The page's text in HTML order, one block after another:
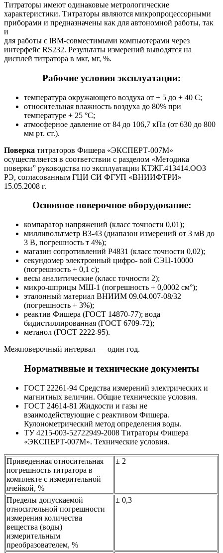
Титраторы имеют одинаковые метрологические
характеристики. Титраторы являются микропроцессорными
приборами и предназначены как для автономной работы, так
и
для работы с lВМ-совместимыми компьютерами через
интерфейс RS232. Результаты измерений выводятся на
дисплей титратора в мкг, мг, %.
Рабочие условия эксплуатации:
температура окружающего воздуха от + 5 до + 40 С;
относительная влажность воздуха до 80% при
температуре + 25 °С;
атмосферное давление от 84 до 106,7 кПа (от 630 до 800
мм рт. ст.).
Поверка титраторов Фишера «ЭКСПЕРТ-007М»
осуществляется в соответствии с разделом «Методика
поверки” руководства по эксплуатации КТЖГ.413414.ООЗ
РЭ, согласованным ГЦИ СИ ФГУП «ВНИИФТРИ»
15.05.2008 г.
Основное поверочное оборудование:
компаратор напряжений (класс точности 0,01);
милливольтметр В3-43 (диапазон измерений от 3 мВ до
3 В, погрешность т 4%);
магазин сопротивлений P4831 (класс точности 0,02);
секундомер электронный цифро- вой СЭЦ-10000
(погрешность + 0,1 с);
весы аналитические (класс точности 2);
микро-шприцы МШ-1 (погрешность + 0,0002 см°);
эталонный материал ВНИИМ 09.04.007-08/32
(погрешность + 3%);
реактив Фишера (ГОСТ 14870-77); вода
бидистиллированная (ГОСТ 6709-72);
метанол (ГОСТ 2222-95).
Межповерочный интервал — один год.
Нормативные и технические документы
ГОСТ 22261-94 Средства измерений электрических и
магнитных величин. Общие технические условия.
ГОСТ 24614-81 Жидкости и газы не
взаимодействующие с реактивом Фишера.
Кулонометрический метод определения воды.
ТУ 4215-003-52722949-2008 Титраторы Фишера
«ЭКСПЕРТ-007М». Технические условия.
Приведенная относительная
погрешность титратора в
комплекте с измерительной
ячейкой, %
± 2
Пределы допускаемой
относительной погрешности
измерения количества
вещества (воды)
измерительным
преобразователем, %
± 0,3